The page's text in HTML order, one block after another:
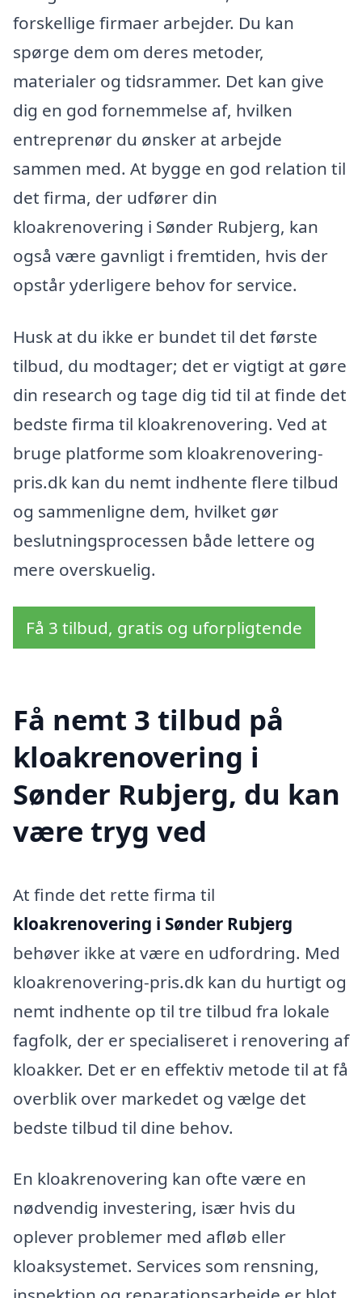
forskellige firmaer arbejder. Du kan
spørge dem om deres metoder,
materialer og tidsrammer. Det kan give
dig en god fornemmelse af, hvilken
entreprenør du ønsker at arbejde
sammen med. At bygge en god relation til
det firma, der udfører din
kloakrenovering i Sønder Rubjerg, kan
også være gavnligt i fremtiden, hvis der
opstår yderligere behov for service.
Husk at du ikke er bundet til det første
tilbud, du modtager; det er vigtigt at gøre
din research og tage dig tid til at finde det
bedste firma til kloakrenovering. Ved at
bruge platforme som kloakrenovering-
pris.dk kan du nemt indhente flere tilbud
og sammenligne dem, hvilket gør
beslutningsprocessen både lettere og
mere overskuelig.
Få 3 tilbud, gratis og uforpligtende
Få nemt 3 tilbud på
kloakrenovering i
Sønder Rubjerg, du kan
være tryg ved
At finde det rette firma til
kloakrenovering i Sønder Rubjerg
behøver ikke at være en udfordring. Med
kloakrenovering-pris.dk kan du hurtigt og
nemt indhente op til tre tilbud fra lokale
fagfolk, der er specialiseret i renovering af
kloakker. Det er en effektiv metode til at få
overblik over markedet og vælge det
bedste tilbud til dine behov.
En kloakrenovering kan ofte være en
nødvendig investering, især hvis du
oplever problemer med afløb eller
kloaksystemet. Services som rensning,